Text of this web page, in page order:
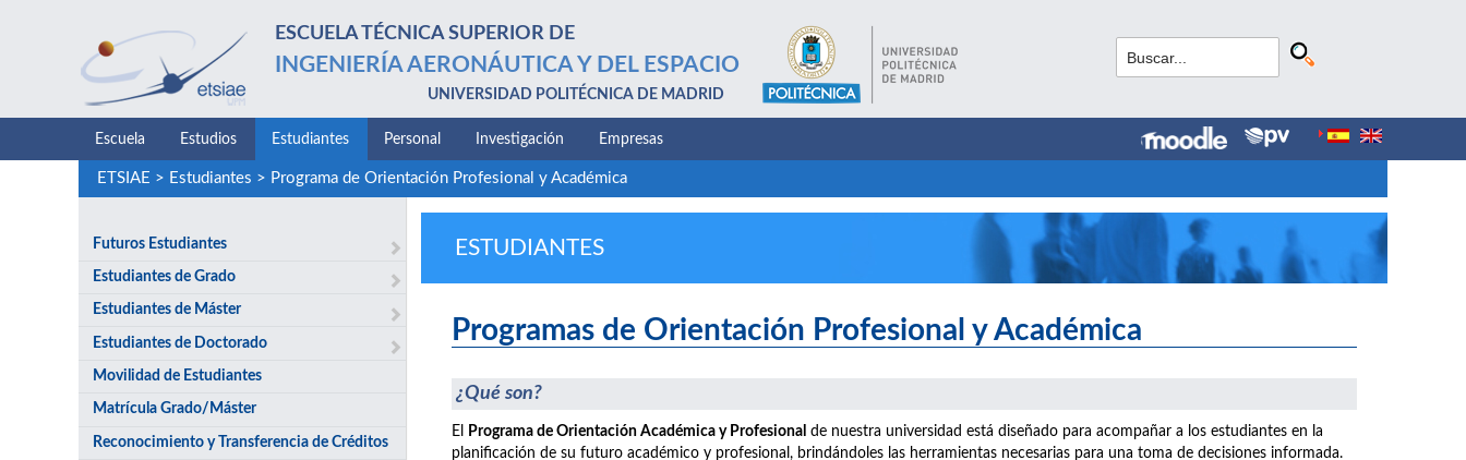
ESCUELA TÉCNICA SUPERIOR DE
INGENIERÍA AERONÁUTICA Y DEL ESPACIO
UNIVERSIDAD POLITÉCNICA DE MADRID
Escuela Estudios Estudiantes Personal Investigación Empresas
ETSIAE > Estudiantes > Programa de Orientación Profesional y Académica
Futuros Estudiantes
Estudiantes de Grado
Estudiantes de Máster
Estudiantes de Doctorado
Movilidad de Estudiantes
Matrícula Grado/Máster
Reconocimiento y Transferencia de Créditos
ESTUDIANTES
Programas de Orientación Profesional y Académica
¿Qué son?
El Programa de Orientación Académica y Profesional de nuestra universidad está diseñado para acompañar a los estudiantes en la
planificación de su futuro académico y profesional, brindándoles las herramientas necesarias para una toma de decisiones informada.